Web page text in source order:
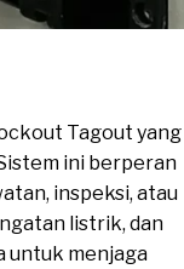
Tagout yang
ini berperan
inspeksi, atau
listrik, dan
untuk menjaga